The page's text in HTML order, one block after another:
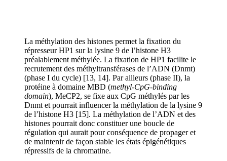
La méthylation des histones permet la fixation du
répresseur HP1 sur la lysine 9 de l’histone H3
préalablement méthylée. La fixation de HP1 facilite le
recrutement des méthyltransférases de l’ADN (Dnmt)
(phase I du cycle) [13, 14]. Par ailleurs (phase II), la
protéine à domaine MBD (methyl-CpG-binding
domain), MeCP2, se fixe aux CpG méthylés par les
Dnmt et pourrait influencer la méthylation de la lysine 9
de l’histone H3 [15]. La méthylation de l’ADN et des
histones pourrait donc constituer une boucle de
régulation qui aurait pour conséquence de propager et
de maintenir de façon stable les états épigénétiques
répressifs de la chromatine.